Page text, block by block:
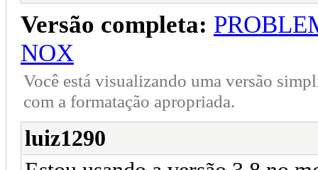
Versão completa:
NOX
Você está visualizando uma versão
com a formatação apropriada.
luiz1290